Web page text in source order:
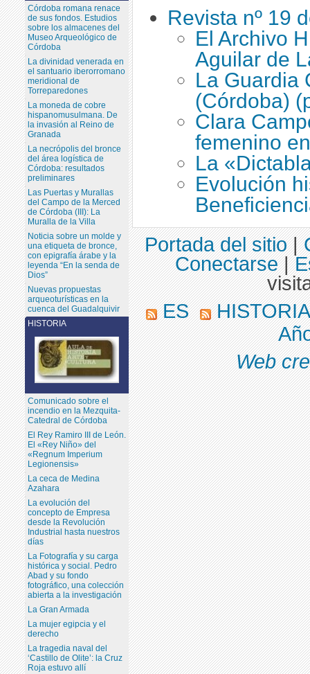
Revista nº 19
El Archivo
Aguilar de
La Guardia
(Córdoba)
Clara
femenino
La
Evolución
Córdoba romana renace
de sus fondos. Estudios
sobre los almacenes del
Museo Arqueológico de
Córdoba
La divinidad venerada en
el santuario iberorromano
meridional de
Torreparedones
La moneda de cobre
hispanomusulmana. De
la invasión al Reino de
Granada
La necrópolis del bronce
del área logística de
Córdoba: resultados
preliminares
Las Puertas y Murallas
del Campo de la Merced
de Córdoba (III): La
Muralla de la Villa
Noticia sobre un molde y
una etiqueta de bronce,
con epigrafía árabe y la
leyenda “En la senda de
Dios”
Nuevas propuestas
arqueoturísticas en la
cuenca del Guadalquivir
HISTORIA
Comunicado sobre el
incendio en la Mezquita-
Catedral de Córdoba
El Rey Ramiro III de León.
El «Rey Niño» del
«Regnum Imperium
Legionensis»
La ceca de Medina
Azahara
La evolución del
concepto de Empresa
desde la Revolución
Industrial hasta nuestros
días
La Fotografía y su carga
histórica y social. Pedro
Abad y su fondo
fotográfico, una colección
abierta a la investigación
La Gran Armada
La mujer egipcia y el
derecho
La tragedia naval del
‘Castillo de Olite’: la Cruz
Roja estuvo allí
Portada del sitio|
Conectarse|
ES
Web